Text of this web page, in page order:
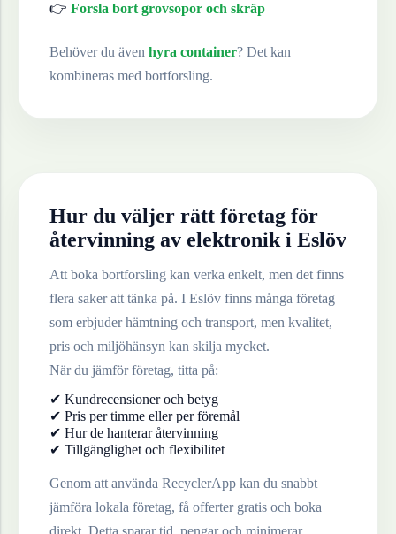
👉 Forsla bort grovsopor och skräp
Behöver du även hyra container? Det kan
kombineras med bortforsling.
Hur du väljer rätt företag för
återvinning av elektroniki Eslöv
Att boka bortforsling kan verka enkelt, men det finns
flera saker att tänka på. I Eslöv finns många företag
som erbjuder hämtning och transport, men kvalitet,
pris och miljöhänsyn kan skilja mycket.
När du jämför företag, titta på:
✔ Kundrecensioner och betyg
✔ Pris per timme eller per föremål
✔ Hur de hanterar återvinning
✔ Tillgänglighet och flexibilitet
Genom att använda RecyclerApp kan du snabbt
jämföra lokala företag, få offerter gratis och boka